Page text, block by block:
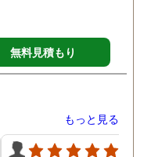
無料見積もり
もっと見る